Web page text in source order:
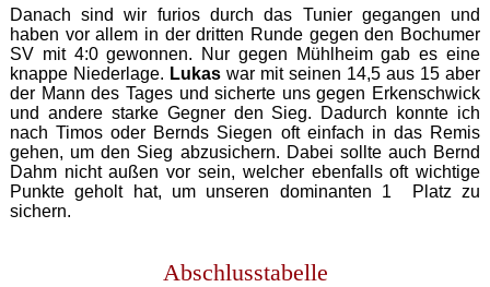
Danach sind wir furios durch das Tunier gegangen und
haben vor allem in der dritten Runde gegen den Bochumer
SV mit 4:0 gewonnen. Nur gegen Mühlheim gab es eine
knappe Niederlage. Lukaswar mit seinen 14,5 aus 15 aber
der Mann des Tages und sicherte uns gegen Erkenschwick
und andere starke Gegner den Sieg. Dadurch konnte ich
nach Timos oder Bernds Siegen oft einfach in das Remis
gehen, um den Sieg abzusichern. Dabei sollte auch Bernd
Dahm nicht außen vor sein, welcher ebenfalls oft wichtige
Punkte geholt hat, um unseren dominanten 1 Platz zu
sichern.
Abschlusstabelle